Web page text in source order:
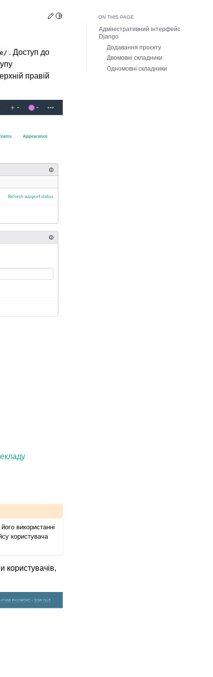
Edit this page
Toggle Light / Dark / Auto color theme
. Доступ до
правій
використанні
користувача
користувачів,
ON THIS PAGE
Адміністративний інтерфейс
Django
Додавання проєкту
Двомовні складники
Одномовні складники